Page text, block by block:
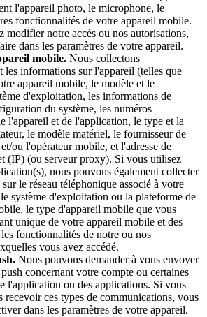
l'appareil photo, le microphone, le
fonctionnalités de votre appareil mobile.
modifier notre accès ou nos autorisations,
dans les paramètres de votre appareil.
mobile. Nous collectons
les informations sur l'appareil (telles que
appareil mobile, le modèle et le
d'exploitation, les informations de
du système, les numéros
l'appareil et de l'application, le type et la
le modèle matériel, le fournisseur de
ou l'opérateur mobile, et l'adresse de
(IP) (ou serveur proxy). Si vous utilisez
nous pouvons également collecter
le réseau téléphonique associé à votre
système d'exploitation ou la plateforme de
le type d'appareil mobile que vous
unique de votre appareil mobile et des
fonctionnalités de notre ou nos
vous avez accédé.
Nous pouvons demander à vous envoyer
concernant votre compte ou certaines
l'application ou des applications. Si vous
recevoir ces types de communications, vous
dans les paramètres de votre appareil.